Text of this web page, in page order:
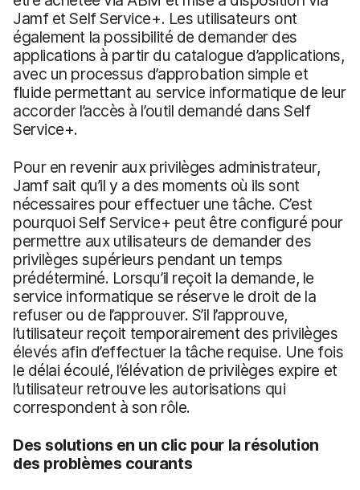
Jamf et Self Service+. Les utilisateurs ont
également la possibilité de demander des
applications à partir du catalogue d’applications,
avec un processus d’approbation simple et
fluide permettant au service informatique de leur
accorder l’accès à l’outil demandé dans Self
Service+.
Pour en revenir aux privilèges administrateur,
Jamf sait qu’il y a des moments où ils sont
nécessaires pour effectuer une tâche. C’est
pourquoi Self Service+ peut être configuré pour
permettre aux utilisateurs de demander des
privilèges supérieurs pendant un temps
prédéterminé. Lorsqu’il reçoit la demande, le
service informatique se réserve le droit de la
refuser ou de l’approuver. S’il l’approuve,
l’utilisateur reçoit temporairement des privilèges
élevés afin d’effectuer la tâche requise. Une fois
le délai écoulé, l’élévation de privilèges expire et
l’utilisateur retrouve les autorisations qui
correspondent à son rôle.
Des solutions en un clic pour la résolution
des problèmes courants